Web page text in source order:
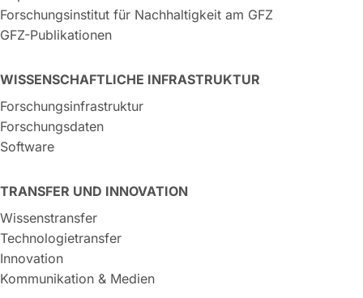
Forschungsinstitut für Nachhaltigkeit am GFZ
GFZ-Publikationen
WISSENSCHAFTLICHE INFRASTRUKTUR
Forschungsinfrastruktur
Forschungsdaten
Software
TRANSFER UND INNOVATION
Wissenstransfer
Technologietransfer
Innovation
Kommunikation & Medien